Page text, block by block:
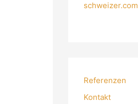
schweizer.com
Referenzen
Kontakt